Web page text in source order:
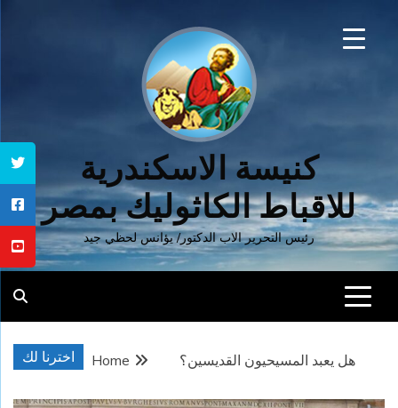
كنيسة الاسكندرية
للاقباط الكاثوليك بمصر
رئيس التحرير الاب الدكتور/ يؤانس لحظي جيد
اخترنا لك Home هل يعبد المسيحيون القديسين؟